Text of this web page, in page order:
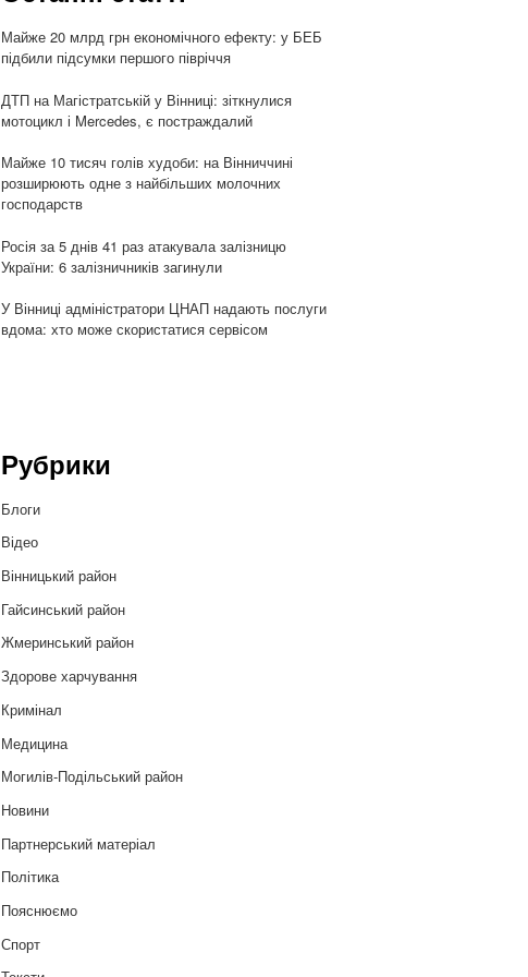
Майже 20 млрд грн економічного ефекту: у БЕБ
підбили підсумки першого півріччя
ДТП на Магістратській у Вінниці: зіткнулися
мотоцикл і Mercedes, є постраждалий
Майже 10 тисяч голів худоби: на Вінниччині
розширюють одне з найбільших молочних
господарств
Росія за 5 днів 41 раз атакувала залізницю
України: 6 залізничників загинули
У Вінниці адміністратори ЦНАП надають послуги
вдома: хто може скористатися сервісом
Рубрики
Блоги
Відео
Вінницький район
Гайсинський район
Жмеринський район
Здорове харчування
Кримінал
Медицина
Могилів-Подільський район
Новини
Партнерський матеріал
Політика
Пояснюємо
Спорт